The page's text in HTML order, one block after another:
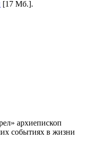
[17 Мб.].
архиепископ
событиях в жизни